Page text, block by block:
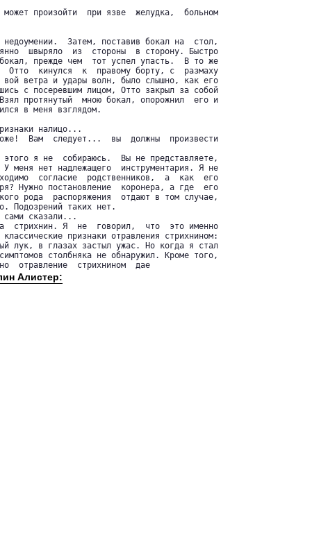
произойти  при язве  желудка,  больном
Затем, поставив бокал на  стол,
швыряло  из  стороны  в сторону. Быстро
прежде чем  тот успел упасть.  В то же
Отто  кинулся  к  правому борту, с  размаху
вой ветра и удары волн, было слышно, как его
с посеревшим лицом, Отто закрыл за собой
протянутый  мною бокал, опорожнил  его и
в меня взглядом.
налицо...
Вам  следует...  вы  должны  произвести
я не  собираюсь.  Вы не представляете,
меня нет надлежащего  инструментария. Я не
согласие  родственников,  а  как  его
Нужно постановление  коронера, а где  его
рода  распоряжения  отдают в том случае,
Подозрений таких нет.
сами сказали...
стрихнин. Я  не  говорил,  что  это именно
признаки отравления стрихнином:
лук, в глазах застыл ужас. Но когда я стал
столбняка не обнаружил. Кроме того,
отравление  стрихнином  дае
Алистер: